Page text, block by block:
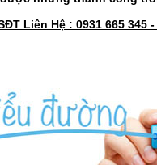
Liên Hệ : 0931 665 345